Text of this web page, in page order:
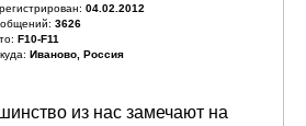
04.02.2012
3626
F10-F11
Иваново, Россия
из нас замечают на